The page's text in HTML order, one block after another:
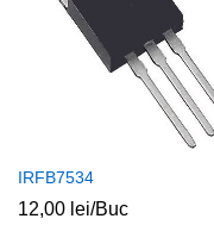
IRFB7534
12,00 lei/Buc